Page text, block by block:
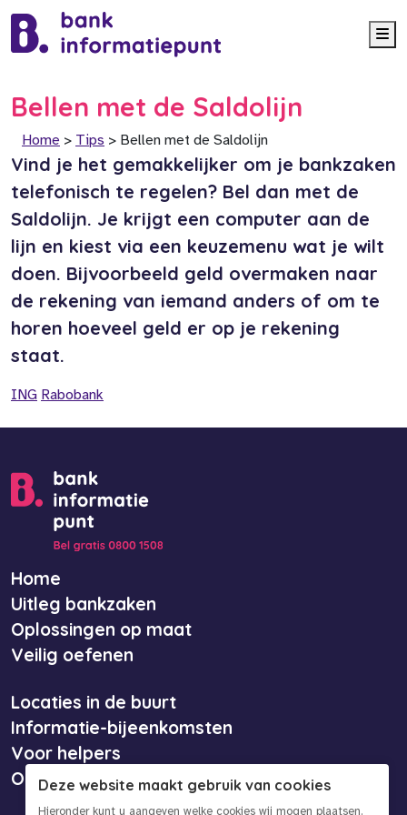
Bellen met de Saldolijn
Home > Tips > Bellen met de Saldolijn
Vind je het gemakkelijker om je bankzaken
telefonisch te regelen? Bel dan met de
Saldolijn. Je krijgt een computer aan de
lijn en kiest via een keuzemenu wat je wilt
doen. Bijvoorbeeld geld overmaken naar
de rekening van iemand anders of om te
horen hoeveel geld er op je rekening
staat.
ING Rabobank
Home
Uitleg bankzaken
Oplossingen op maat
Veilig oefenen
Locaties in de buurt
Informatie-bijeenkomsten
Voor helpers
Over ons
Deze website maakt gebruik van cookies
Hieronder kunt u aangeven welke cookies wij mogen plaatsen.